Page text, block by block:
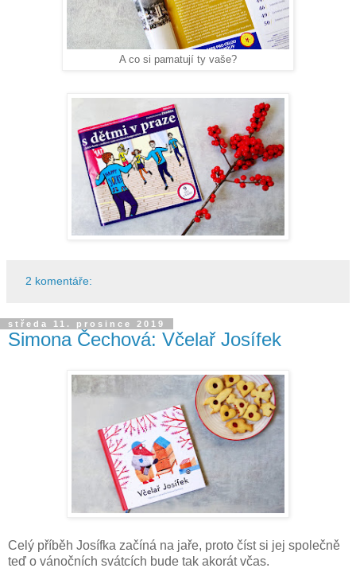
A co si pamatují ty vaše?
2 komentáře:
středa 11. prosince 2019
Simona Čechová: Včelař Josífek
Celý příběh Josífka začíná na jaře, proto číst si jej společně
teď o vánočních svátcích bude tak akorát včas.